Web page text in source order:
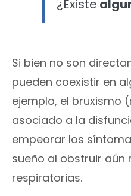
¿Existe
Si bien no son
pueden coexistir en
ejemplo, el bruxismo
asociado a la
empeorar los
sueño al obstruir aún
respiratorias.